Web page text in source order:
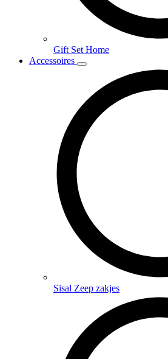
Gift Set Home
Accessoires
Sisal Zeep zakjes